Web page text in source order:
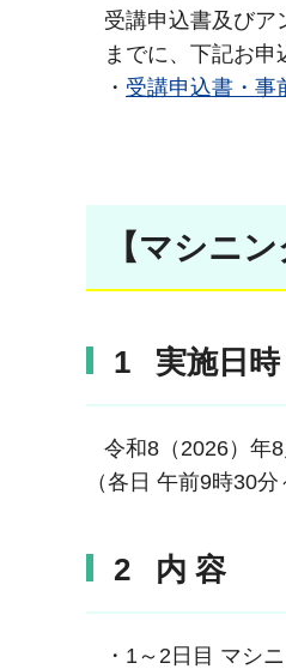
受講申込書及びア
までに、下記お申
・ 受講申込書・事
【マシニ
1 実施日時
令和8（2026）年
（各日 午前9時30分
2 内 容
・1～2日目 マシ